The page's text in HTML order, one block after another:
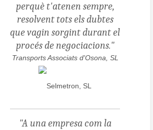
perquè t'atenen sempre,
resolvent tots els dubtes
que vagin sorgint durant el
procés de negociacions."
Transports Associats d'Osona, SL
"A una empresa com la